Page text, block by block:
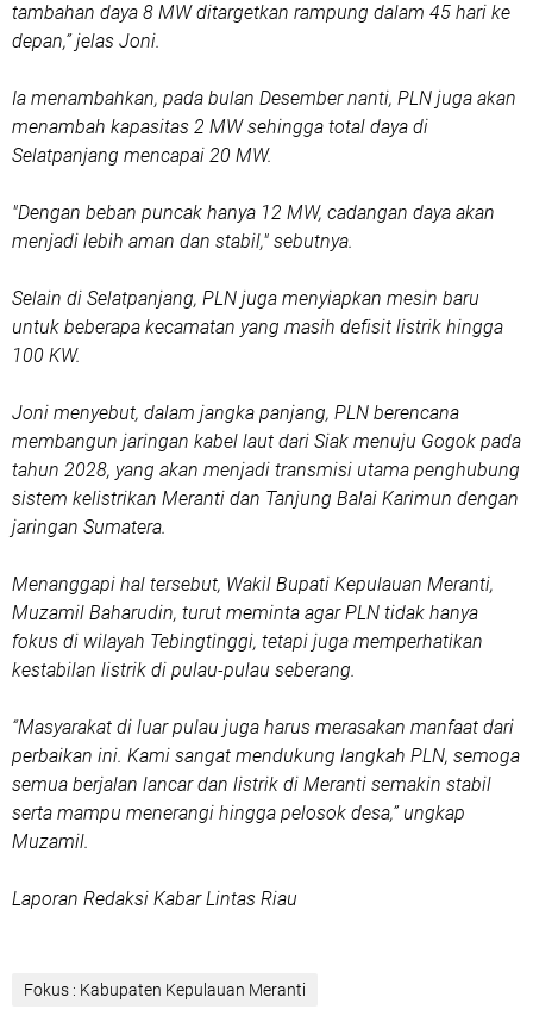
tambahan daya 8 MW ditargetkan rampung dalam 45 hari ke
depan,” jelas Joni.
Ia menambahkan, pada bulan Desember nanti, PLN juga akan
menambah kapasitas 2 MW sehingga total daya di
Selatpanjang mencapai 20 MW.
"Dengan beban puncak hanya 12 MW, cadangan daya akan
menjadi lebih aman dan stabil," sebutnya.
Selain di Selatpanjang, PLN juga menyiapkan mesin baru
untuk beberapa kecamatan yang masih defisit listrik hingga
100 KW.
Joni menyebut, dalam jangka panjang, PLN berencana
membangun jaringan kabel laut dari Siak menuju Gogok pada
tahun 2028, yang akan menjadi transmisi utama penghubung
sistem kelistrikan Meranti dan Tanjung Balai Karimun dengan
jaringan Sumatera.
Menanggapi hal tersebut, Wakil Bupati Kepulauan Meranti,
Muzamil Baharudin, turut meminta agar PLN tidak hanya
fokus di wilayah Tebingtinggi, tetapi juga memperhatikan
kestabilan listrik di pulau-pulau seberang.
“Masyarakat di luar pulau juga harus merasakan manfaat dari
perbaikan ini. Kami sangat mendukung langkah PLN, semoga
semua berjalan lancar dan listrik di Meranti semakin stabil
serta mampu menerangi hingga pelosok desa,” ungkap
Muzamil.
Laporan Redaksi Kabar Lintas Riau
Fokus : Kabupaten Kepulauan Meranti